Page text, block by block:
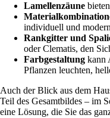
Lamellenzäune
individuell und
Rankgitter und
oder Clematis, den
Farbgestaltung kann
Pflanzen leuchten,
Auch der Blick aus dem
Teil des Gesamtbildes – im
eine Lösung, die Sie das